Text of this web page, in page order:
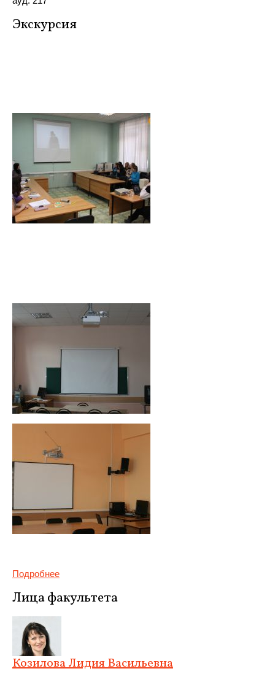
Экскурсия
Подробнее
Лица факультета
Козилова Лидия Васильевна